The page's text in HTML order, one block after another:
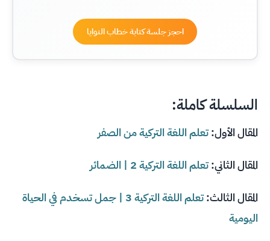
احجز جلسة كتابة خطاب النوايا
السلسلة كاملة:
المقال الأول:تعلم اللغة التركية من الصفر
المقال الثاني:تعلم اللغة التركية 2 | الضمائر
المقال الثالث:
تعلم اللغة التركية 3 | جمل تسخدم في الحياة
اليومية